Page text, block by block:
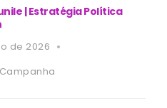
| Estratégia Política
de 2026